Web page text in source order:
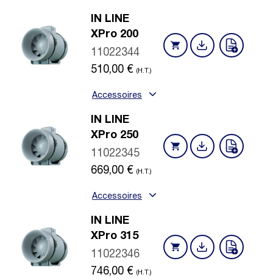
IN LINE
XPro 200
11022344
510,00 € (H.T.)
Accessoires
IN LINE
XPro 250
11022345
669,00 € (H.T.)
Accessoires
IN LINE
XPro 315
11022346
746,00 € (H.T.)